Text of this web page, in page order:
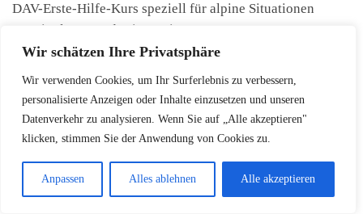
Wir schätzen Ihre Privatsphäre
Wir verwenden Cookies, um Ihr Surferlebnis zu verbessern,
personalisierte Anzeigen oder Inhalte einzusetzen und unseren
Datenverkehr zu analysieren. Wenn Sie auf „Alle akzeptieren"
klicken, stimmen Sie der Anwendung von Cookies zu.
Anpassen Alles ablehnen Alle akzeptieren
DAV-Erste-Hilfe-Kurs speziell für alpine Situationen
vermittelt genau das in zwei Tagen.
Wie setze ich einen Notruf in den Bergen richtig
ab?
Euronotruf 112, klare GPS-Koordinaten oder
Ortsbeschreibung mitteilen, Anzahl der Verletzten, Art
der Verletzungen und aktuelle Wetterlage nennen.